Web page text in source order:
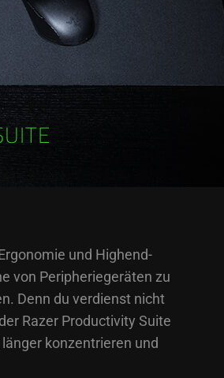
und Highend-
von Peripheriegeräten zu
Denn du verdienst nicht
Razer Productivity Suite
konzentrieren und